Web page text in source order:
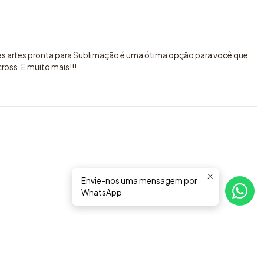
artes pronta para Sublimação é uma ótima opção para você que
E muito mais!!!
Envie-nos uma mensagem por
WhatsApp